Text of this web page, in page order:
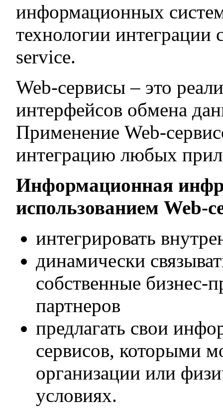
информационных
технологии
service.
Web-сервисы – это
интерфейсов обмена
Применение Web-
интеграцию любых
Информационная
использованием Web-
интегрировать
динамически
собственные бизнес-
партнеров
предлагать свои
сервисов, которыми
организации или
условиях.